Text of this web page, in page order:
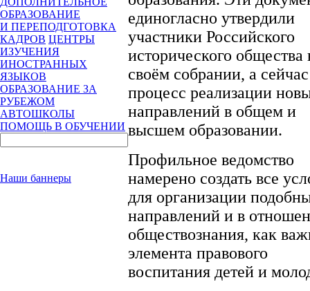
ОБРАЗОВАНИЕ
И ПЕРЕПОДГОТОВКА
КАДРОВ ЦЕНТРЫ
ИЗУЧЕНИЯ
ИНОСТРАННЫХ
ЯЗЫКОВ
ОБРАЗОВАНИЕ ЗА
РУБЕЖОМ
АВТОШКОЛЫ
ПОМОЩЬ В ОБУЧЕНИИ
Наши баннеры
единогласно утвердили
участники Российского
исторического общества
своём собрании, а
процесс реализации
направлений в общем и
высшем образовании.
Профильное ведомство
намерено создать все
для организации
направлений и в
обществознания, как
элемента правового
воспитания детей и